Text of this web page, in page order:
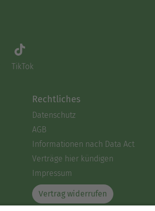
TikTok
Rechtliches
Datenschutz
AGB
Informationen nach Data Act
Verträge hier kündigen
Impressum
Vertrag widerrufen